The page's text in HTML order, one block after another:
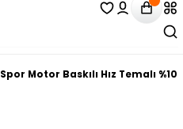
Spor Motor Baskılı Hız Temalı